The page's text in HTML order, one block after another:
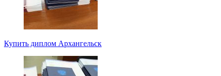
Купить диплом Архангельск